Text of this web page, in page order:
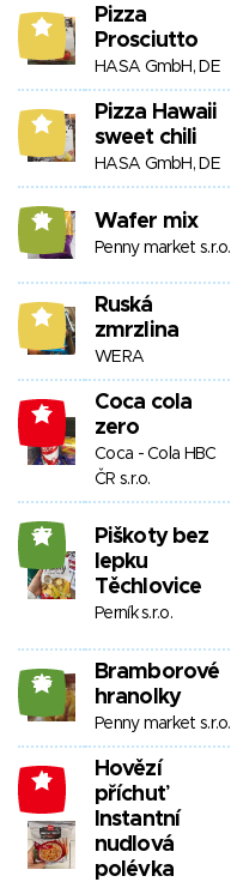
9
Pizza
Prosciutto
HASA GmbH, DE
9
Pizza Hawaii
sweet chili
HASA GmbH, DE
14 Wafer mix
Penny market s.r.o.
9
Ruská
zmrzlina
WERA
-5
Coca cola
zero
Coca - Cola HBC
ČR s.r.o.
27
Piškoty bez
lepku
Těchlovice
Perník s.r.o.
26
Bramborové
hranolky
Penny market s.r.o.
-4
Hovězí
příchuť
Instantní
nudlová
polévka